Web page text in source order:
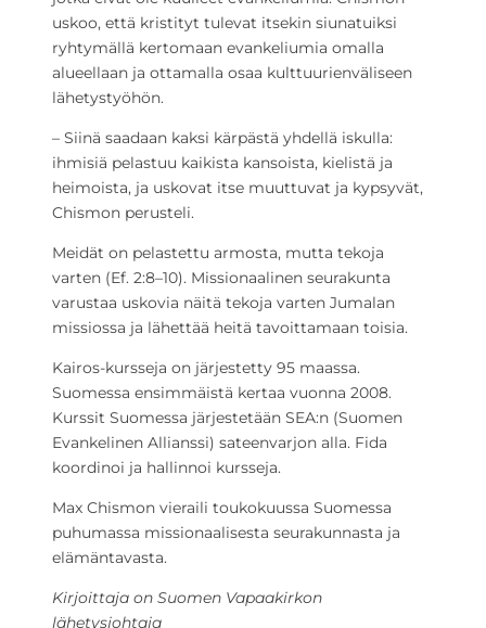
uskoo, että kristityt tulevat itsekin siunatuiksi
ryhtymällä kertomaan evankeliumia omalla
alueellaan ja ottamalla osaa kulttuurienväliseen
lähetystyöhön.
– Siinä saadaan kaksi kärpästä yhdellä iskulla:
ihmisiä pelastuu kaikista kansoista, kielistä ja
heimoista, ja uskovat itse muuttuvat ja kypsyvät,
Chismon perusteli.
Meidät on pelastettu armosta, mutta tekoja
varten (Ef. 2:8–10). Missionaalinen seurakunta
varustaa uskovia näitä tekoja varten Jumalan
missiossa ja lähettää heitä tavoittamaan toisia.
Kairos-kursseja on järjestetty 95 maassa.
Suomessa ensimmäistä kertaa vuonna 2008.
Kurssit Suomessa järjestetään SEA:n (Suomen
Evankelinen Allianssi) sateenvarjon alla. Fida
koordinoi ja hallinnoi kursseja.
Max Chismon vieraili toukokuussa Suomessa
puhumassa missionaalisesta seurakunnasta ja
elämäntavasta.
Kirjoittaja on Suomen Vapaakirkon
lähetysjohtaja